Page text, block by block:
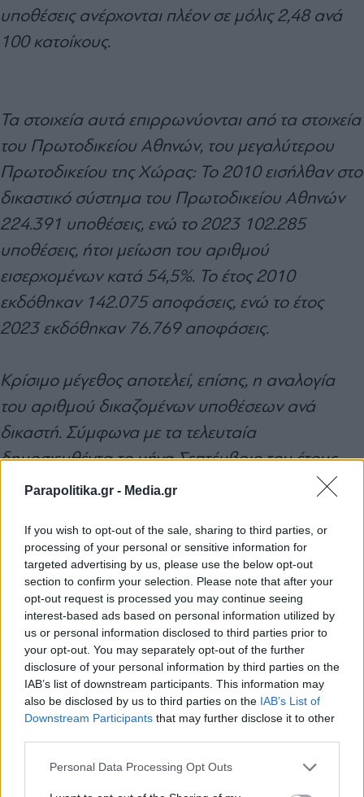
Parapolitika.gr - Media.gr
If you wish to opt-out of the sale, sharing to third parties, or
processing of your personal or sensitive information for
targeted advertising by us, please use the below opt-out
section to confirm your selection. Please note that after your
opt-out request is processed you may continue seeing
interest-based ads based on personal information utilized by
us or personal information disclosed to third parties prior to
your opt-out. You may separately opt-out of the further
disclosure of your personal information by third parties on the
IAB’s list of downstream participants. This information may
also be disclosed by us to third parties on the IAB’s List of
Downstream Participants that may further disclose it to other
Personal Data Processing Opt Outs
υποθέσεις ανέρχονται πλέον σε μόλις 2,48 ανά
100 κατοίκους.
Τα στοιχεία αυτά επιρρωνύονται από τα στοιχεία
του Πρωτοδικείου Αθηνών, του μεγαλύτερου
Πρωτοδικείου της Χώρας: Το 2010 εισήλθαν στο
δικαστικό σύστημα του Πρωτοδικείου Αθηνών
224.391 υποθέσεις, ενώ το 2023 102.285
υποθέσεις, ήτοι μείωση του αριθμού
εισερχομένων κατά 54,5%. Το έτος 2010
εκδόθηκαν 142.075 αποφάσεις, ενώ το έτος
2023 εκδόθηκαν 76.769 αποφάσεις.
Κρίσιμο μέγεθος αποτελεί, επίσης, η αναλογία
του αριθμού δικαζομένων υποθέσεων ανά
δικαστή. Σύμφωνα με τα τελευταία
δημοσιευθέντα το μήνα Σεπτέμβριο του έτους
2022 στοιχεία του Υπουργείου Δικαιοσύνης για
ανά μήνα για τους Πρωτοδίκες, 14,47 ανά μήνα
για τους Ειρηνοδίκες, 3,36 ανά μήνα για τους
Εφέτες και 3,34 ανά μήνα για τους Αρεοπαγίτες.
Σε σχέση με το θέμα της ακραίας τυπολατρίας,
που φαίνεται ότι διαχρονικά υιοθετεί ο 'Αρειος
Πάγος με την επίκληση της ανάγκης μείωσης του
χρόνου απονομής της δικαιοσύνης, κατά πλήρη
παραγνώριση των επιταγών της ΕΣΔΑ για το
δικαίωμα δίκαιης δίκης και πλήρους ακώλυτης
Εγγραφή στο newsletter